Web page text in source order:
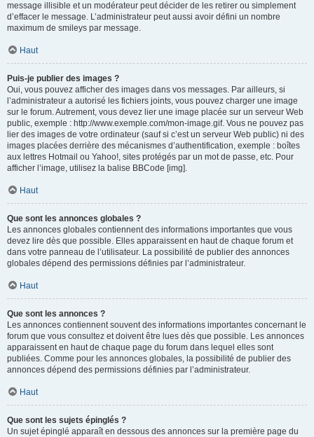
message illisible et un modérateur peut décider de les retirer ou simplement
d’effacer le message. L’administrateur peut aussi avoir défini un nombre
maximum de smileys par message.
Haut
Puis-je publier des images ?
Oui, vous pouvez afficher des images dans vos messages. Par ailleurs, si
l’administrateur a autorisé les fichiers joints, vous pouvez charger une image
sur le forum. Autrement, vous devez lier une image placée sur un serveur Web
public, exemple : http://www.exemple.com/mon-image.gif. Vous ne pouvez pas
lier des images de votre ordinateur (sauf si c’est un serveur Web public) ni des
images placées derrière des mécanismes d’authentification, exemple : boîtes
aux lettres Hotmail ou Yahoo!, sites protégés par un mot de passe, etc. Pour
afficher l’image, utilisez la balise BBCode [img].
Haut
Que sont les annonces globales ?
Les annonces globales contiennent des informations importantes que vous
devez lire dès que possible. Elles apparaissent en haut de chaque forum et
dans votre panneau de l’utilisateur. La possibilité de publier des annonces
globales dépend des permissions définies par l’administrateur.
Haut
Que sont les annonces ?
Les annonces contiennent souvent des informations importantes concernant le
forum que vous consultez et doivent être lues dès que possible. Les annonces
apparaissent en haut de chaque page du forum dans lequel elles sont
publiées. Comme pour les annonces globales, la possibilité de publier des
annonces dépend des permissions définies par l’administrateur.
Haut
Que sont les sujets épinglés ?
Un sujet épinglé apparaît en dessous des annonces sur la première page du